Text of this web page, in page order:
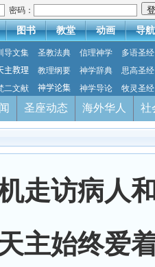
密码：
图书 教堂 动画 导航
导文集 圣教法典 信理神学
多语圣经
主教理
教理纲要 神学辞典
思高圣经
二文献
神学论集 神学导论 牧灵圣经
圣座动态 海外华人 社
走访病人
主始终爱